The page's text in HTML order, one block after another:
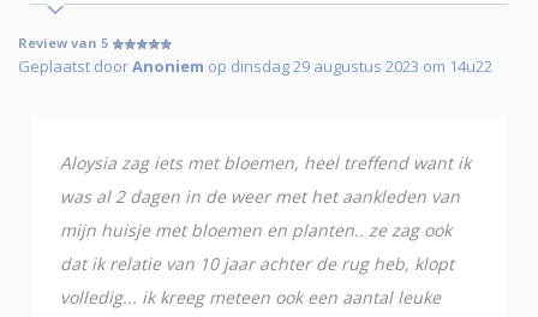
Review van 5
Geplaatst doorAnoniem op dinsdag 29 augustus 2023 om 14u22
Aloysia zag iets met bloemen, heel treffend want ik
was al 2 dagen in de weer met het aankleden van
mijn huisje met bloemen en planten.. ze zag ook
dat ik relatie van 10 jaar achter de rug heb, klopt
volledig... ik kreeg meteen ook een aantal leuke